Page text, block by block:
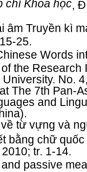
chí Khoa học ,
âm Truyền kì
25.
Words
the Research
No.
The 7th Pan-
and
từ vựng và
bằng chữ
tr. 1-14.
passive